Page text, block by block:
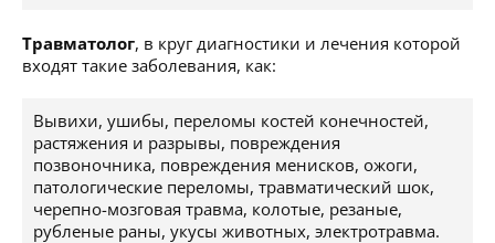
Травматолог, в круг диагностики и лечения которой
входят такие заболевания, как:
Вывихи, ушибы, переломы костей конечностей,
растяжения и разрывы, повреждения
позвоночника, повреждения менисков, ожоги,
патологические переломы, травматический шок,
черепно-мозговая травма, колотые, резаные,
рубленые раны, укусы животных, электротравма.